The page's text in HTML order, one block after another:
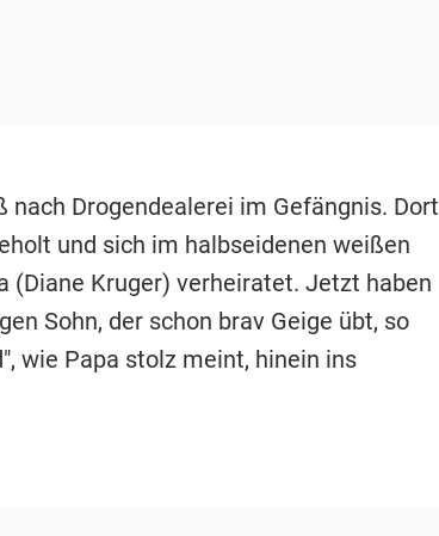
nach Drogendealerei im Gefängnis. Dort
und sich im halbseidenen weißen
(Diane Kruger) verheiratet. Jetzt haben
Sohn, der schon brav Geige übt, so
wie Papa stolz meint, hinein ins